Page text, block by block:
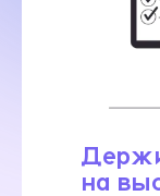
на